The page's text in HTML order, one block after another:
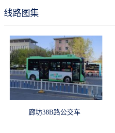
线路图集
廊坊38B路公交车